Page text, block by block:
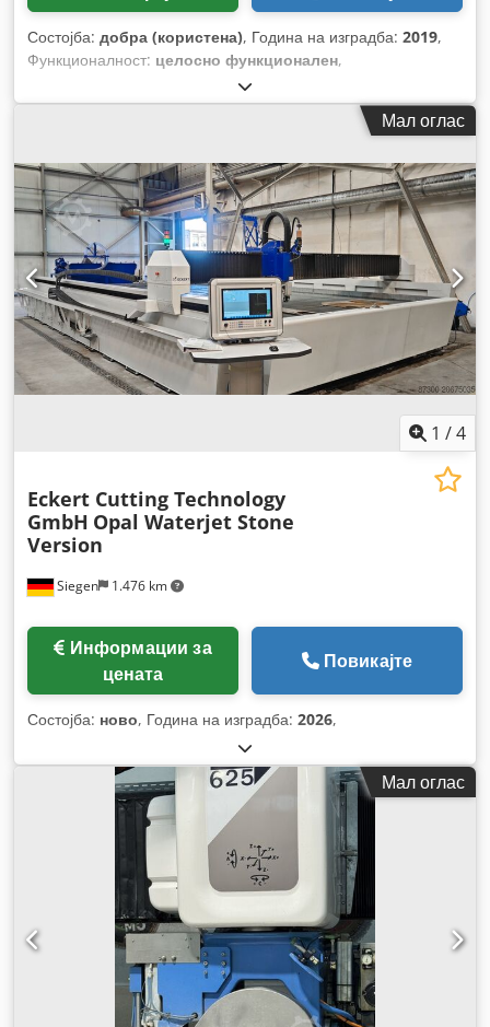
Состојба: добра (користена), Година на изградба: 2019,
Функционалност: целосно функционален,
Мал оглас
1 /4
Siegen 1.476 km
Eckert Cutting Technology
GmbH Opal Waterjet Stone
Version
цената
Повикајте
Состојба: ново, Година на изградба: 2026,
Мал оглас